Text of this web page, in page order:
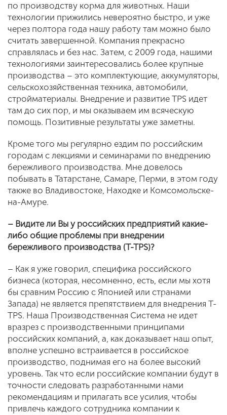
по производству корма для животных. Наши
технологии прижились невероятно быстро, и уже
через полтора года нашу работу там можно было
считать завершенной. Компания прекрасно
справлялась и без нас. Затем, с 2009 года, нашими
технологиями заинтересовались более крупные
производства – это комплектующие, аккумуляторы,
сельскохозяйственная техника, автомобили,
стройматериалы. Внедрение и развитие TPS идет
там до сих пор, и мы оказываем им всяческую
помощь. Позитивные результаты уже заметны.
Кроме того мы регулярно ездим по российским
городам с лекциями и семинарами по внедрению
бережливого производства. Мне довелось
побывать в Татарстане, Самаре, Перми, в этом году
также во Владивостоке, Находке и Комсомольске-
на-Амуре.
– Видите ли Вы у российских предприятий какие-
либо общие проблемы при внедрении
бережливого производства (T-TPS)?
– Как я уже говорил, специфика российского
бизнеса (которая, несомненно, есть, если мы хотя
бы сравним Россию с Японией или странами
Запада) не является препятствием для внедрения T-
TPS. Наша Производственная Система не идет
вразрез с производственными принципами
российских компаний, а, как доказывает наш опыт,
вполне успешно встраивается в российское
производство, поднимая его на более высокий
уровень. Так что если российские компании будут в
точности следовать разработанными нами
рекомендациям и прилагать все усилия, чтобы
привлечь каждого сотрудника компании к